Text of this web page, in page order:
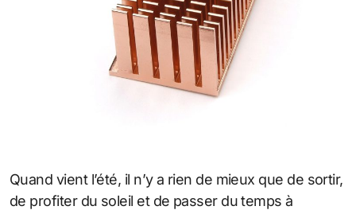
Quand vient l’été, il n’y a rien de mieux que de sortir,
de profiter du soleil et de passer du temps à